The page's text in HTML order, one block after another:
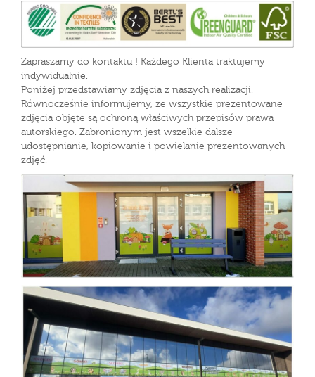
Zapraszamy do kontaktu ! Każdego Klienta traktujemy
indywidualnie.
Poniżej przedstawiamy zdjęcia z naszych realizacji.
Równocześnie informujemy, ze wszystkie prezentowane
zdjęcia objęte są ochroną właściwych przepisów prawa
autorskiego. Zabronionym jest wszelkie dalsze
udostępnianie, kopiowanie i powielanie prezentowanych
zdjęć.